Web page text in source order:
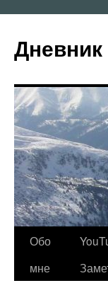
содержимому
Обо
мне